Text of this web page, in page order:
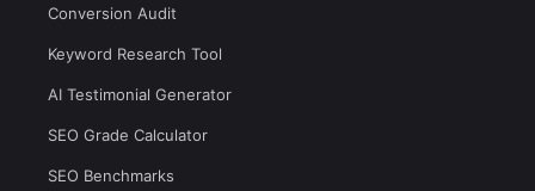
Conversion Audit
Keyword Research Tool
AI Testimonial Generator
SEO Grade Calculator
SEO Benchmarks